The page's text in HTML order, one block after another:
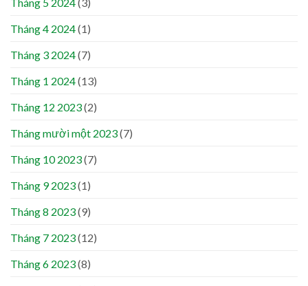
Tháng 4 2024(1)
Tháng 3 2024(7)
Tháng 1 2024(13)
Tháng 12 2023(2)
Tháng mười một 2023(7)
Tháng 10 2023(7)
Tháng 9 2023(1)
Tháng 8 2023(9)
Tháng 7 2023(12)
Tháng 6 2023(8)